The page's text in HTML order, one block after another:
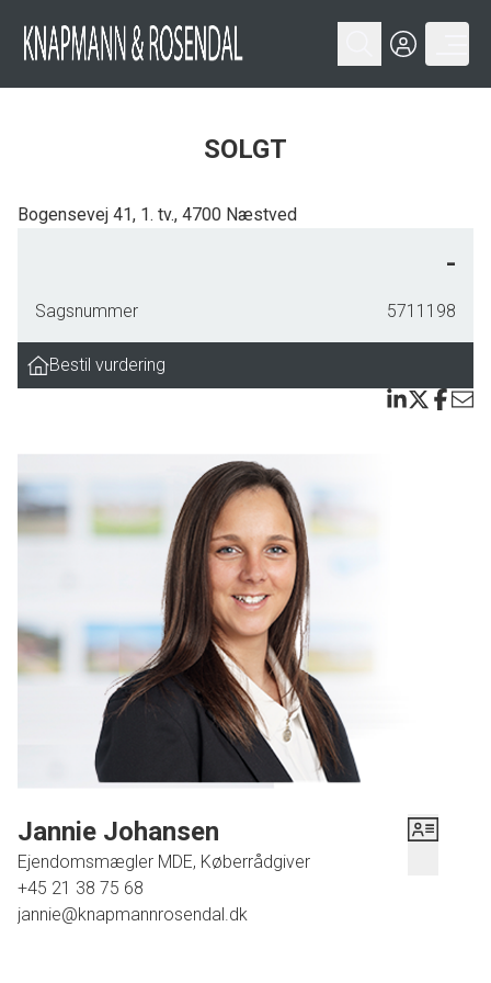
SOLGT
Bogensevej 41, 1. tv., 4700 Næstved
med udgang til rummelig sydvendt altan.
Boligen har flotte skibsgulve med sorte fuger. De hvidmalede lofter og
en god dybde. Desuden har sælger i sin ejertid renoveret badeværelset og
skiftet vinduespartiet samt døren ud til altanen.
Beliggende i velfungerende ejerforening med lave fællesudgifter og gode
faciliteter som parkering, grønne områder, legeplads og mulighed for leje af
I børnevenligt, lukket område med p-plads, kort til indkøb, dagsinstitutioner
og Sct. Jørgens Butikscenter.
-
Sagsnummer 5711198
Bestil vurdering
Jannie Johansen
Ejendomsmægler MDE, Køberrådgiver
+45 21 38 75 68
jannie@knapmannrosendal.dk